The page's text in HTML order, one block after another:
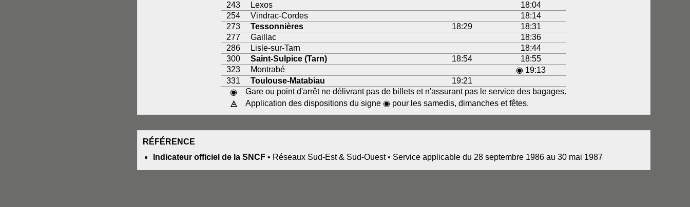
243
Lexos
18:04
254
Vindrac-Cordes
18:14
273
Tessonnières 18:29
18:31
277
Gaillac
18:36
286
Lisle-sur-Tarn
18:44
300
Saint-Sulpice (Tarn) 18:54
18:55
323
Montrabé
◉ 19:13
331
Toulouse-Matabiau
19:21
◉
Gare ou point d'arrêt ne délivrant pas de billets et n'assurant pas le service des bagages.
◬
Application des dispositions du signe ◉ pour les samedis, dimanches et fêtes.
RÉFÉRENCE
Indicateur officiel de la SNCF • Réseaux Sud-Est & Sud-Ouest • Service applicable du 28 septembre 1986 au 30 mai 1987